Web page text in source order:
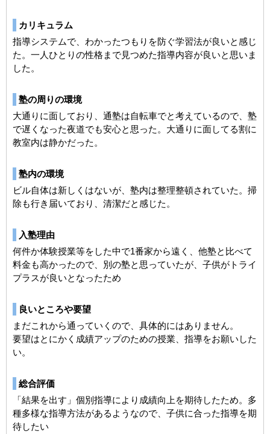
カリキュラム
指導システムで、わかったつもりを防ぐ学習法が良いと感じ
た。一人ひとりの性格まで見つめた指導内容が良いと思いま
した。
塾の周りの環境
大通りに面しており、通塾は自転車でと考えているので、塾
で遅くなった夜道でも安心と思った。大通りに面してる割に
教室内は静かだった。
塾内の環境
ビル自体は新しくはないが、塾内は整理整頓されていた。掃
除も行き届いており、清潔だと感じた。
入塾理由
何件か体験授業等をした中で1番家から遠く、他塾と比べて
料金も高かったので、別の塾と思っていたが、子供がトライ
プラスが良いとなったため
良いところや要望
まだこれから通っていくので、具体的にはありません。
要望はとにかく成績アップのための授業、指導をお願いした
い。
総合評価
「結果を出す」個別指導により成績向上を期待したため。多
種多様な指導方法があるようなので、子供に合った指導を期
待したい